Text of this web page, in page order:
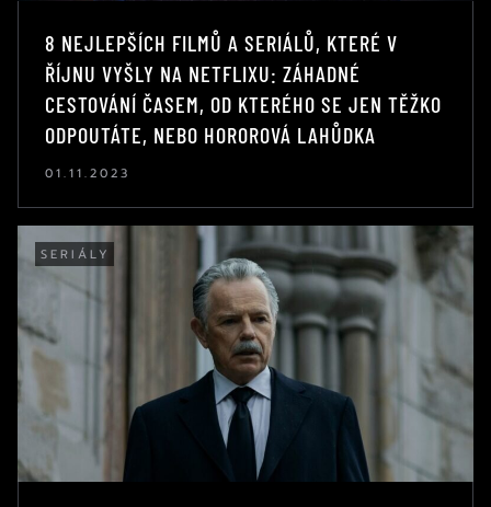
8 NEJLEPŠÍCH FILMŮ A SERIÁLŮ, KTERÉ V
ŘÍJNU VYŠLY NA NETFLIXU: ZÁHADNÉ
CESTOVÁNÍ ČASEM, OD KTERÉHO SE JEN TĚŽKO
ODPOUTÁTE, NEBO HOROROVÁ LAHŮDKA
01.11.2023
SERIÁLY